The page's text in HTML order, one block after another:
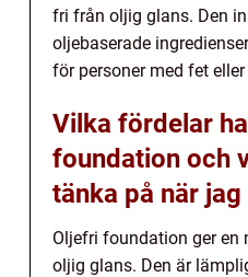
fri från oljig glans. Den
oljebaserade
för personer med fet
Vilka fördelar
foundation och
tänka på när jag
Oljefri foundation ger
oljig glans. Den är